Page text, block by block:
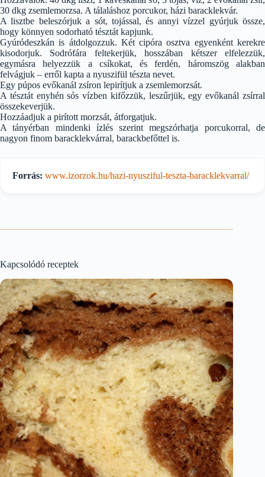
30 dkg zsemlemorzsa. A tálaláshoz porcukor, házi baracklekvár.
A lisztbe beleszórjuk a sót, tojással, és annyi vízzel gyúrjuk össze,
hogy könnyen sodorható tésztát kapjunk.
Gyúródeszkán is átdolgozzuk. Két cipóra osztva egyenként kerekre
kisodorjuk. Sodrófára feltekerjük, hosszában kétszer elfelezzük,
egymásra helyezzük a csíkokat, és ferdén, háromszög alakban
felvágjuk – erről kapta a nyuszifül tészta nevet.
Egy púpos evőkanál zsíron lepirítjuk a zsemlemorzsát.
A tésztát enyhén sós vízben kifőzzük, leszűrjük, egy evőkanál zsírral
összekeverjük.
Hozzáadjuk a pirított morzsát, átforgatjuk.
A tányérban mindenki ízlés szerint megszórhatja porcukorral, de
nagyon finom baracklekvárral, barackbefőttel is.
Forrás: www.izorzok.hu/hazi-nyusziful-teszta-baracklekvarral/
Kapcsolódó receptek